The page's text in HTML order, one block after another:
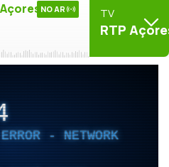
NO AR TV
RTP
- NETWORK